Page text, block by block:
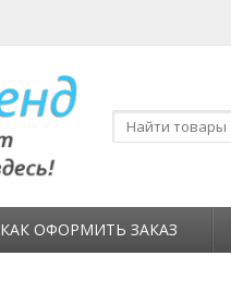
КАК ОФОРМИТЬ ЗАКАЗ